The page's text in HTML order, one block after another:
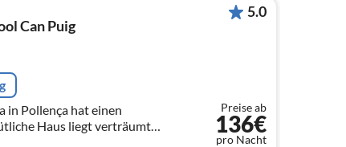
Can Puig
in Pollença hat einen
Haus liegt verträumt
5.0
Preise ab
136€
pro Nacht